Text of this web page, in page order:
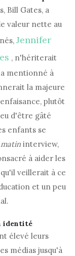
Bill Gates, a
valeur nette au
Jennifer
, n'hériterait
mentionné à
la majeure
plutôt
d'être gâté
enfants se
matin interview,
à aider les
veillerait à ce
et un peu
identité
élevé leurs
médias jusqu'à